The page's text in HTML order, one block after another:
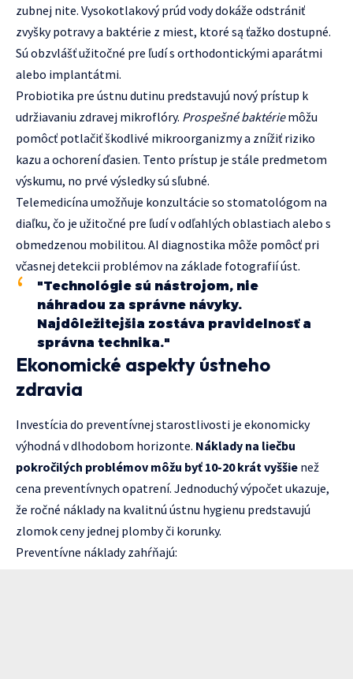
zubnej nite. Vysokotlakový prúd vody dokáže odstrániť
zvyšky potravy a baktérie z miest, ktoré są ťažko dostupné.
Sú obzvlášť užitočné pre ľudí s orthodontickými aparátmi
alebo implantátmi.
Probiotika pre ústnu dutinu predstavujú nový prístup k
udržiavaniu zdravej mikroflóry. Prospešné baktériemôžu
pomôcť potlačiť škodlivé mikroorganizmy a znížiť riziko
kazu a ochorení ďasien. Tento prístup je stále predmetom
výskumu, no prvé výsledky sú sľubné.
Telemedicína umožňuje konzultácie so stomatológom na
diaľku, čo je užitočné pre ľudí v odľahlých oblastiach alebo s
obmedzenou mobilitou. AI diagnostika môže pomôcť pri
včasnej detekcii problémov na základe fotografií úst.
"Technológie sú nástrojom, nie
náhradou za správne návyky.
Najdôležitejšia zostáva pravidelnosť a
správna technika."
Ekonomické aspekty ústneho
zdravia
Investícia do preventívnej starostlivosti je ekonomicky
výhodná v dlhodobom horizonte. Náklady na liečbu
pokročilých problémov môžu byť 10-20 krát vyššie než
cena preventívnych opatrení. Jednoduchý výpočet ukazuje,
že ročné náklady na kvalitnú ústnu hygienu predstavujú
zlomok ceny jednej plomby či korunky.
Preventívne náklady zahŕňajú: